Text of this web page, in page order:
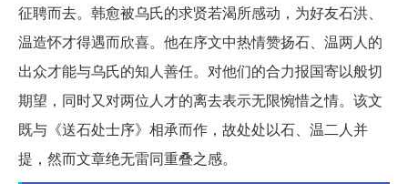
征聘而去。韩愈被乌氏的求贤若渴所感动，为好友石洪、
温造怀才得遇而欣喜。他在序文中热情赞扬石、温两人的
出众才能与乌氏的知人善任。对他们的合力报国寄以般切
期望，同时又对两位人才的离去表示无限惋惜之情。该文
既与《送石处士序》相承而作，故处处以石、温二人并
提，然而文章绝无雷同重叠之感。